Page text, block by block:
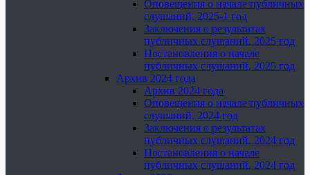
Оповещения о начале публичных
слушаний, 2025-1 год
Заключения о результатах
публичных слушаний, 2025 год
Постановления о начале
публичных слушаний, 2025 год
Архив 2024 года
Архив 2024 года
Оповещения о начале публичных
слушаний, 2024 год
Заключения о результатах
публичных слушаний, 2024 год
Постановления о начале
публичных слушаний, 2024 год